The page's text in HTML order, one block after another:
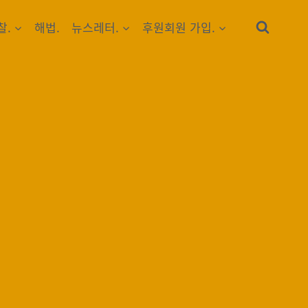
. 해법. 뉴스레터. 후원회원 가입.